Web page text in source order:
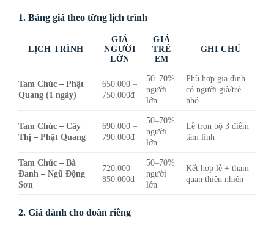
1. Bảng giá theo từng lịch trình
LỊCH TRÌNH
GIÁ
NGƯỜI
LỚN
GIÁ
TRẺ
EM
GHI CHÚ
Tam Chúc – Phật
Quang (1 ngày)
650.000 –
750.000đ
50–70%
người
lớn
Phù hợp gia đình
có người già/trẻ
nhỏ
Tam Chúc – Cây
Thị – Phật Quang
690.000 –
790.000đ
50–70%
người
lớn
Lễ trọn bộ 3 điểm
tâm linh
Tam Chúc – Bà
Đanh – Ngũ Động
Sơn
720.000 –
850.000đ
50–70%
người
lớn
Kết hợp lễ + tham
quan thiên nhiên
2. Giá dành cho đoàn riêng